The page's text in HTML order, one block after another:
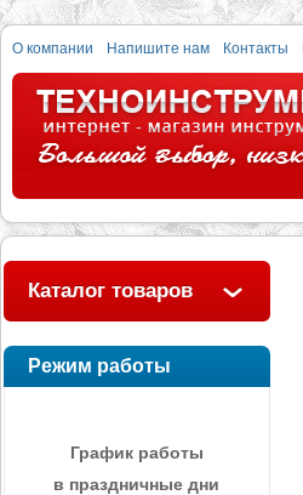
О компании Напишите нам Контакты
Каталог товаров
Режим работы
График работы
в праздничные дни